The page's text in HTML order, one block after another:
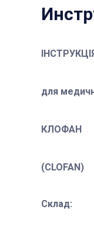
для
КЛОФАН
(CLOFAN)
Склад: